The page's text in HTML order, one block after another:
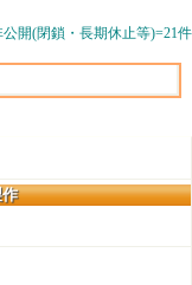
開(閉鎖・長期休止等)=21件